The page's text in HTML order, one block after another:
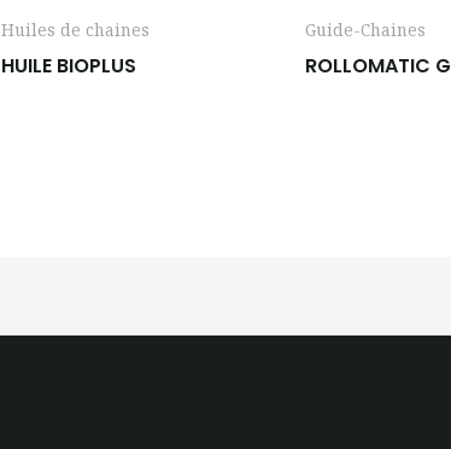
Huiles de chaines
HUILE BIOPLUS
Guide-Chaines
ROLLOMATIC G